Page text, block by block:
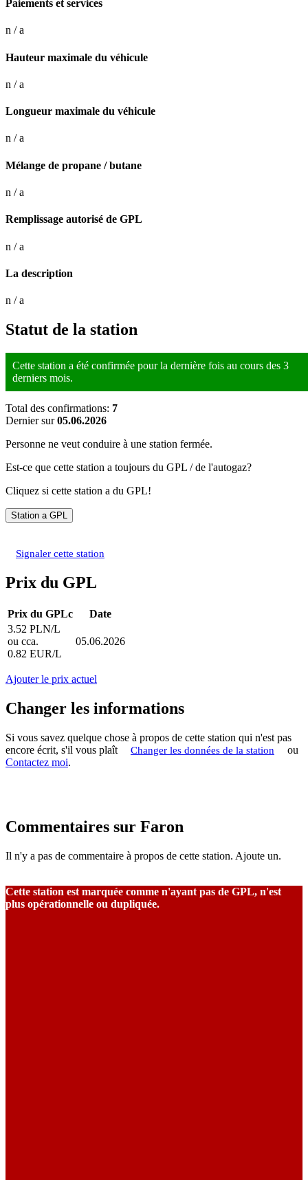
Paiements et services
n / a
Hauteur maximale du véhicule
n / a
Longueur maximale du véhicule
n / a
Mélange de propane / butane
n / a
Remplissage autorisé de GPL
n / a
La description
n / a
Statut de la station
Cette station a été confirmée pour la dernière fois au cours des 3
derniers mois.
Total des confirmations: 7
Dernier sur05.06.2026
Personne ne veut conduire à une station fermée.
Est-ce que cette station a toujours du GPL / de l'autogaz?
Cliquez si cette station a du GPL!
Signaler cette station
Prix du GPL
Prix du GPLc
Date
3.52 PLN/L
ou cca.
0.82 EUR/L
05.06.2026
Ajouter le prix actuel
Changer les informations
Si vous savez quelque chose à propos de cette station qui n'est pas
encore écrit, s'il vous plaît
Changer les données de la station
ou
Contactez moi.
Commentaires sur Faron
Il n'y a pas de commentaire à propos de cette station. Ajoute un.
Cette station est marquée comme n'ayant pas de GPL, n'est
plus opérationnelle ou dupliquée.